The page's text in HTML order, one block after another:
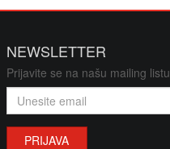
i stalci
NEWSLETTER
Prijavite se na našu mailing listu
PRIJAVA